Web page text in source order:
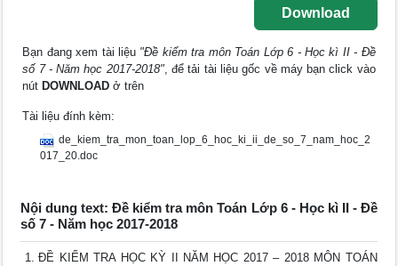
Download
Bạn đang xem tài liệu "Đề kiểm tra môn Toán Lớp 6 - Học kì II - Đề
số 7 - Năm học 2017-2018", để tải tài liệu gốc về máy bạn click vào
nút DOWNLOAD ở trên
Tài liệu đính kèm:
de_kiem_tra_mon_toan_lop_6_hoc_ki_ii_de_so_7_nam_hoc_2
017_20.doc
Nội dung text: Đề kiểm tra môn Toán Lớp 6 - Học kì II - Đề
số 7 - Năm học 2017-2018
ĐỀ KIỂM TRA HỌC KỲ II NĂM HỌC 2017 – 2018 MÔN TOÁN